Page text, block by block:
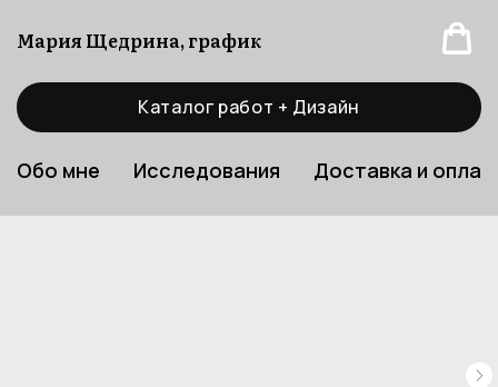
Мария Щедрина, график
Каталог работ + Дизайн
Обо мне Исследования Доставка и